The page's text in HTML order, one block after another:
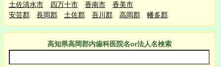
土佐清水市
四万十市 香南市
香美市
安芸郡
長岡郡 土佐郡 吾川郡 高岡郡 幡多郡
高知県高岡郡内歯科医院名or法人名検索